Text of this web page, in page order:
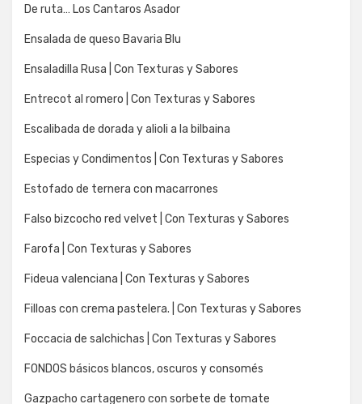
De ruta… Los Cantaros Asador
Ensalada de queso Bavaria Blu
Ensaladilla Rusa | Con Texturas y Sabores
Entrecot al romero | Con Texturas y Sabores
Escalibada de dorada y alioli a la bilbaina
Especias y Condimentos | Con Texturas y Sabores
Estofado de ternera con macarrones
Falso bizcocho red velvet | Con Texturas y Sabores
Farofa | Con Texturas y Sabores
Fideua valenciana | Con Texturas y Sabores
Filloas con crema pastelera. | Con Texturas y Sabores
Foccacia de salchichas | Con Texturas y Sabores
FONDOS básicos blancos, oscuros y consomés
Gazpacho cartagenero con sorbete de tomate